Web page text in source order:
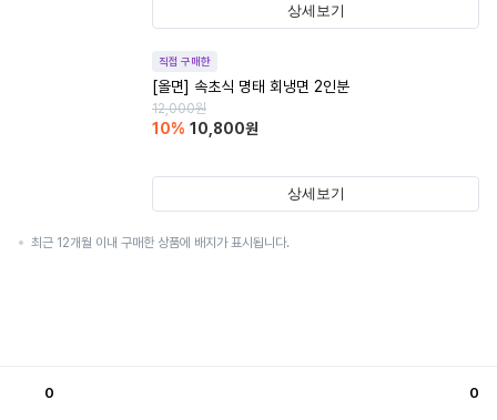
상세보기
직접 구매한
[올면] 속초식 명태 회냉면 2인분
12,000원
10% 10,800원
상세보기
최근 12개월 이내 구매한 상품에 배지가 표시됩니다.
0 0